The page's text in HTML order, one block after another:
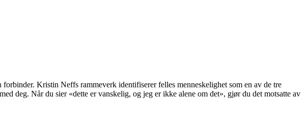
Kristin Neffs rammeverk identifiserer felles menneskelighet som en av de tre
deg. Når du sier «dette er vanskelig, og jeg er ikke alene om det», gjør du det motsatte av